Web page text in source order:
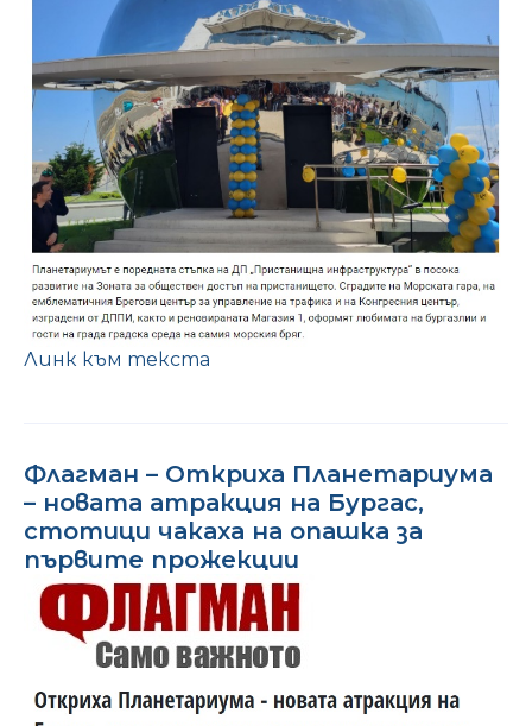
Линк към текста
Флагман – Откриха Планетариума
– новата атракция на Бургас,
стотици чакаха на опашка за
първите прожекции